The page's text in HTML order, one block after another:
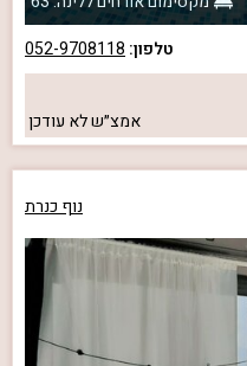
טלפון: 052-9708118
אמצ״שלא עודכן
נוף כנרת